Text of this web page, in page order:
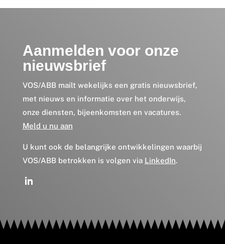
Aanmelden voor onze
nieuwsbrief
VOS/ABB mailt wekelijks een gratis nieuwsbrief,
met nieuws en informatie over het onderwijs,
onze diensten, bijeenkomsten en vacatures.
Meld u nu aan
U kunt ook de belangrijke ontwikkelingen waarbij
VOS/ABB betrokken is volgen via LinkedIn.